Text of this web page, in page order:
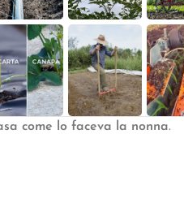
come lo faceva la nonna.